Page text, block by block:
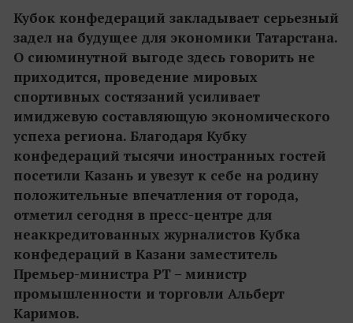
Кубок конфедераций закладывает серьезный
задел на будущее для экономики Татарстана.
О сиюминутной выгоде здесь говорить не
приходится, проведение мировых
спортивных состязаний усиливает
имиджевую составляющую экономического
успеха региона. Благодаря Кубку
конфедераций тысячи иностранных гостей
посетили Казань и увезут к себе на родину
положительные впечатления от города,
отметил сегодня в пресс-центре для
неаккредитованных журналистов Кубка
конфедераций в Казани заместитель
Премьер-министра РТ – министр
промышленности и торговли Альберт
Каримов.